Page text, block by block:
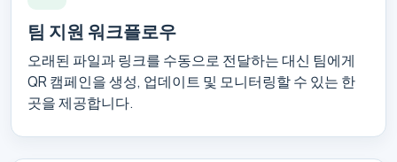
팀 지원 워크플로우
오래된 파일과 링크를 수동으로 전달하는 대신 팀에게
QR 캠페인을 생성, 업데이트 및 모니터링할 수 있는 한
곳을 제공합니다.